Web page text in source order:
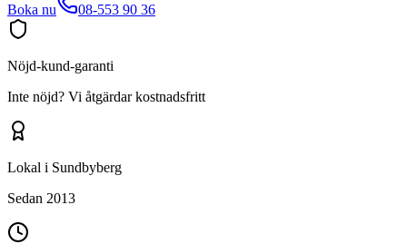
Boka nu 08-553 90 36
Nöjd-kund-garanti
Inte nöjd? Vi åtgärdar kostnadsfritt
Lokal i Sundbyberg
Sedan 2013